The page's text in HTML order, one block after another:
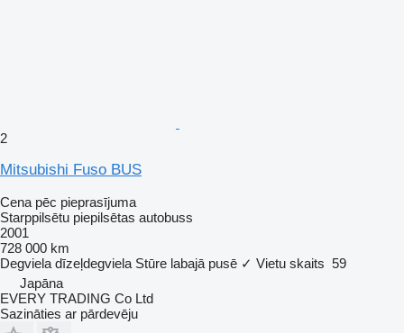
2
Mitsubishi Fuso BUS
Cena pēc pieprasījuma
Starppilsētu piepilsētas autobuss
2001
728 000 km
Degviela dīzeļdegviela Stūre labajā pusē ✓ Vietu skaits 59
Japāna
EVERY TRADING Co Ltd
Sazināties ar pārdevēju